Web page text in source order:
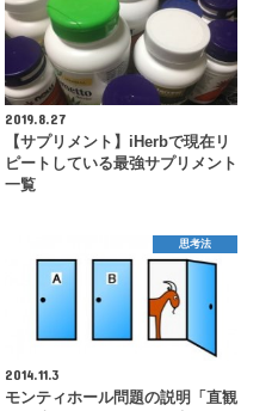
2019.8.27
【サプリメント】iHerbで現在リ
ピートしている最強サプリメント
一覧
思考法
2014.11.3
モンティホール問題の説明「直観